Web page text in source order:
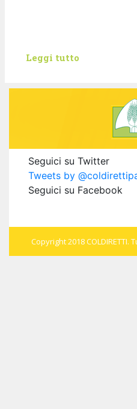
Leggi tutto
Seguici su Twitter
Tweets by
Seguici su Facebook
Copyright 2018 COLDIRETTI.